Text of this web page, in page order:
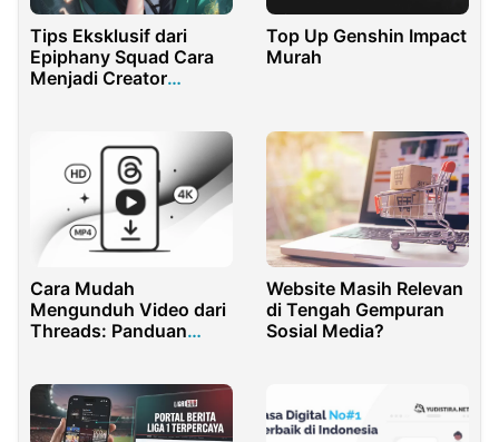
Tips Eksklusif dari
Epiphany Squad Cara
Menjadi Creator
Top Up Genshin Impact
Murah
Cara Mudah
Mengunduh Video dari
Threads: Panduan
Website Masih Relevan
di Tengah Gempuran
Sosial Media?